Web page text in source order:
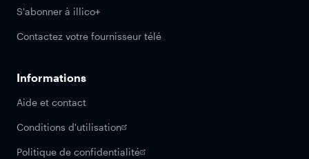
S'abonner à illico+
Contactez votre fournisseur télé
Informations
Aide et contact
Conditions d'utilisation
Politique de confidentialité